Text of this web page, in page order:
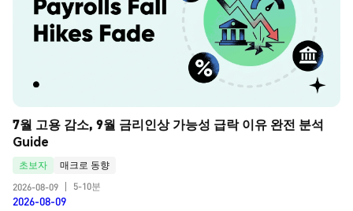
7월 고용 감소, 9월 금리인상 가능성 급락 이유 완전 분석
Guide
초보자
매크로 동향
2026-08-09
5-10분
2026-08-09